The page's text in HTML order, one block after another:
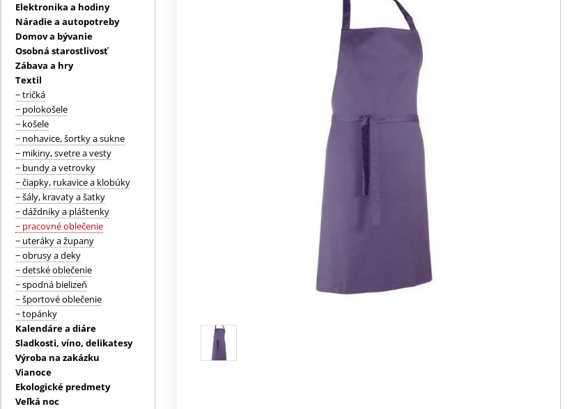
Elektronika a hodiny
Náradie a autopotreby
Domov a bývanie
Osobná starostlivosť
Zábava a hry
Textil
− tričká
− polokošele
− košele
− nohavice, šortky a sukne
− mikiny, svetre a vesty
− bundy a vetrovky
− čiapky, rukavice a klobúky
− šály, kravaty a šatky
− dáždniky a pláštenky
− pracovné oblečenie
− uteráky a župany
− obrusy a deky
− detské oblečenie
− spodná bielizeň
− športové oblečenie
− topánky
Kalendáre a diáre
Sladkosti, víno, delikatesy
Výroba na zakázku
Vianoce
Ekologické predmety
Veľká noc